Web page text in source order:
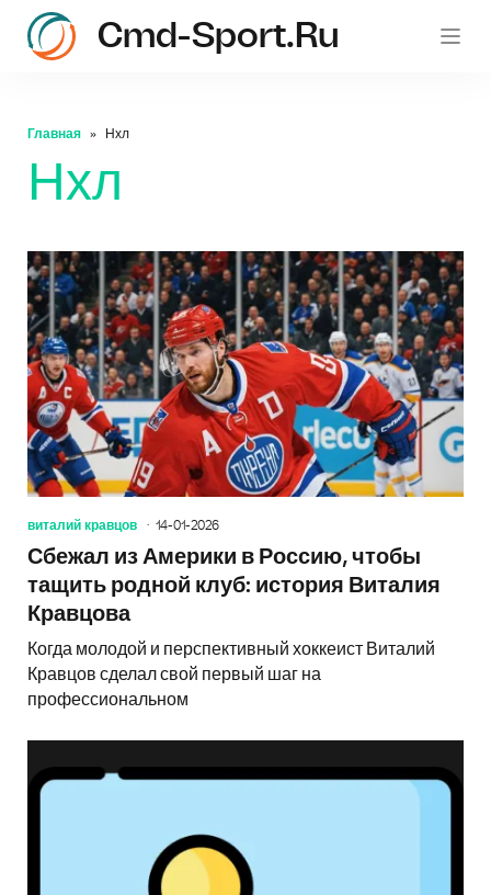
Cmd-Sport.ru
Главная Нхл
Нхл
виталий кравцов 14-01-2026
Сбежал из Америки в Россию, чтобы
тащить родной клуб: история Виталия
Кравцова
Когда молодой и перспективный хоккеист Виталий
Кравцов сделал свой первый шаг на
профессиональном